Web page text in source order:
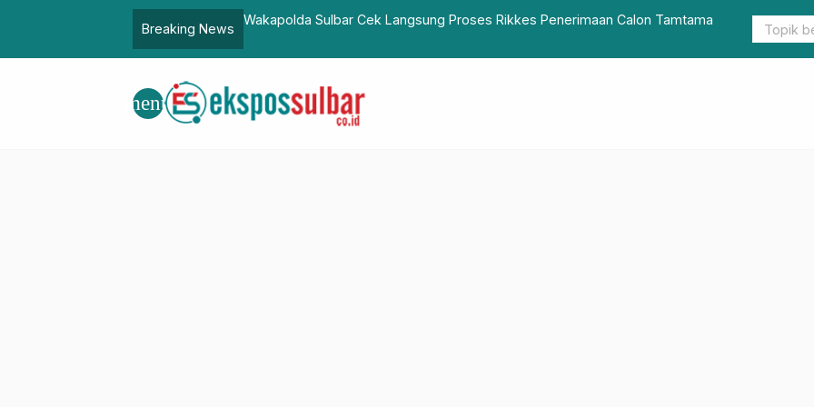
Breaking News
Wakapolda Sulbar Cek Langsung Proses Rikkes Penerimaan Calon Tamtama Berikut 10 Buah Baik
menu